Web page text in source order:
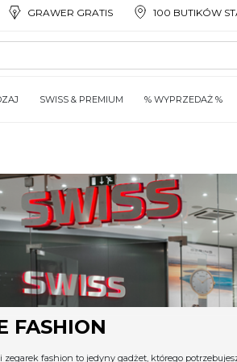
GRAWER GRATIS 100 BUTIKÓW
SWISS & PREMIUM % WYPRZEDAŻ %
FASHION
fashion to jedyny gadżet, którego